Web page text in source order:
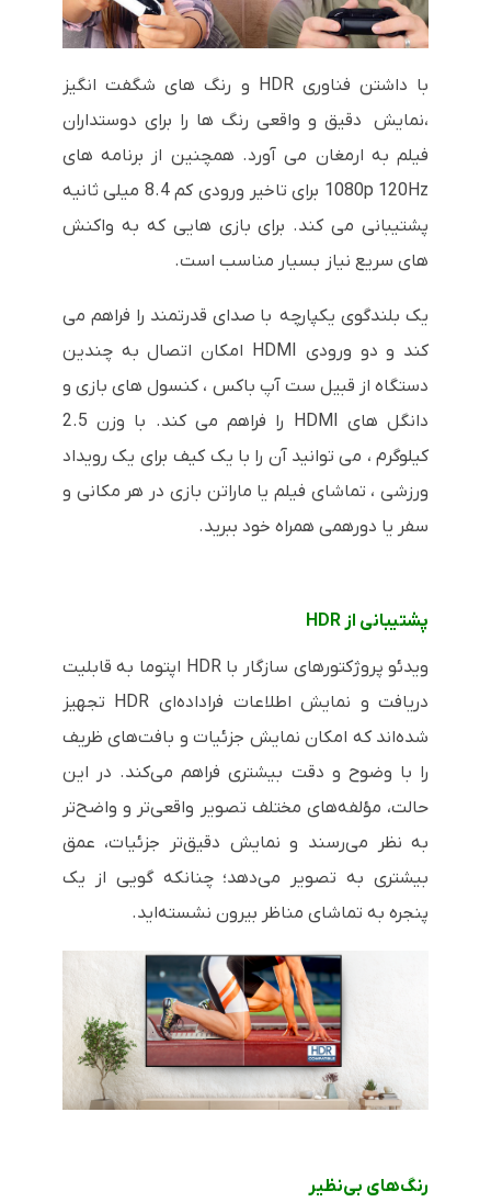
با داشتن فناوری HDR و رنگ های شگفت انگیز
،نمایش دقیق و واقعی رنگ ها را برای دوستداران
فیلم به ارمغان می آورد. همچنین از برنامه های
1080p 120Hz برای تاخیر ورودی کم 8.4 میلی ثانیه
پشتیبانی می کند. برای بازی هایی که به واکنش
های سریع نیاز بسیار مناسب است.
یک بلندگوی یکپارچه با صدای قدرتمند را فراهم می
کند و دو ورودی HDMI امکان اتصال به چندین
دستگاه از قبیل ست آپ باکس ، کنسول های بازی و
دانگل های HDMI را فراهم می کند. با وزن 2.5
کیلوگرم ، می توانید آن را با یک کیف برای یک رویداد
ورزشی ، تماشای فیلم یا ماراتن بازی در هر مکانی و
سفر یا دورهمی همراه خود ببرید.
پشتیبانی ازHDR
ویدئو پروژکتورهای سازگار باHDR اپتوما به قابلیت
دریافت و نمایش اطلاعات فراداده‌ای HDR تجهیز
شده‌اند که امکان نمایش جزئیات و بافت‌های ظریف
را با وضوح و دقت بیشتری فراهم می‌کند. در این
حالت، مؤلفه‌های مختلف تصویر واقعی‌تر و واضح‌تر
به نظر می‌رسند و نمایش دقیق‌تر جزئیات، عمق
بیشتری به تصویر می‌دهد؛ چنانکه گویی از یک
پنجره به تماشای مناظر بیرون نشسته‌اید.
رنگ‌های بی‌نظیر